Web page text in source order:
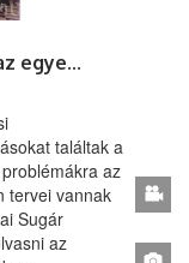
Tudomány, kultúra és sport az egyetemi lapban
találtak a
az
tervei vannak
Sugár
az